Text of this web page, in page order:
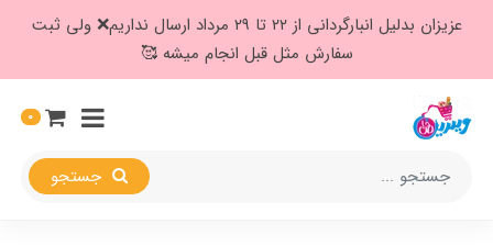
عزیزان بدلیل انبارگردانی از ۲۲ تا ۲۹ مرداد ارسال نداریم❌️ ولی ثبت
سفارش مثل قبل انجام میشه 🥰
0